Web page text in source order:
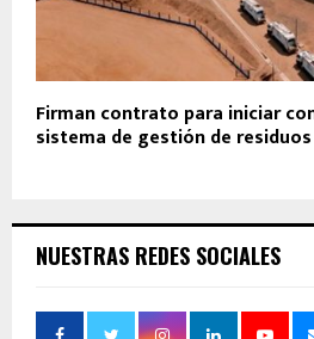
Firman contrato para iniciar
sistema de gestión de
NUESTRAS REDES SOCIALES